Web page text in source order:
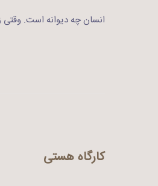
انسان چه دیوانه است. وقتی
کارگاه هستی